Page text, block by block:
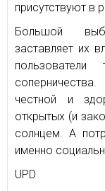
присутствуют в
Большой
заставляет их
честной и
открытых (и
солнцем. А
именно
UPD